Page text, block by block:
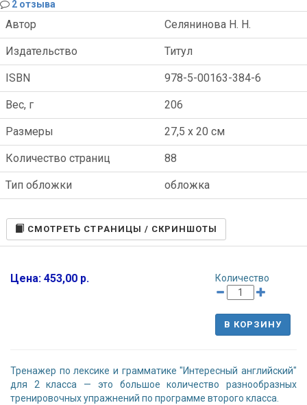
2 отзыва
Автор Селянинова Н. Н.
Издательство Титул
ISBN 978-5-00163-384-6
Вес, г 206
Размеры 27,5 x 20 см
Количество страниц 88
Тип обложки обложка
CМОТРЕТЬ СТРАНИЦЫ / СКРИНШОТЫ
Цена: 453,00 р. Количество
В КОРЗИНУ
Тренажер по лексике и грамматике "Интересный английский"
для 2 класса — это большое количество разнообразных
тренировочных упражнений по программе второго класса.